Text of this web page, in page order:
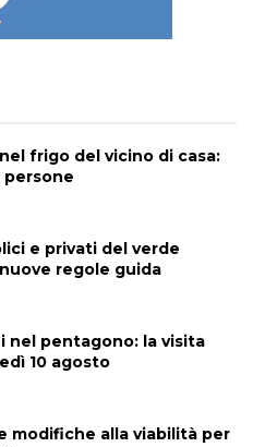
frigo del vicino di casa:
e privati del verde
regole guida
nel pentagono: la visita
10 agosto
modifiche alla viabilità per